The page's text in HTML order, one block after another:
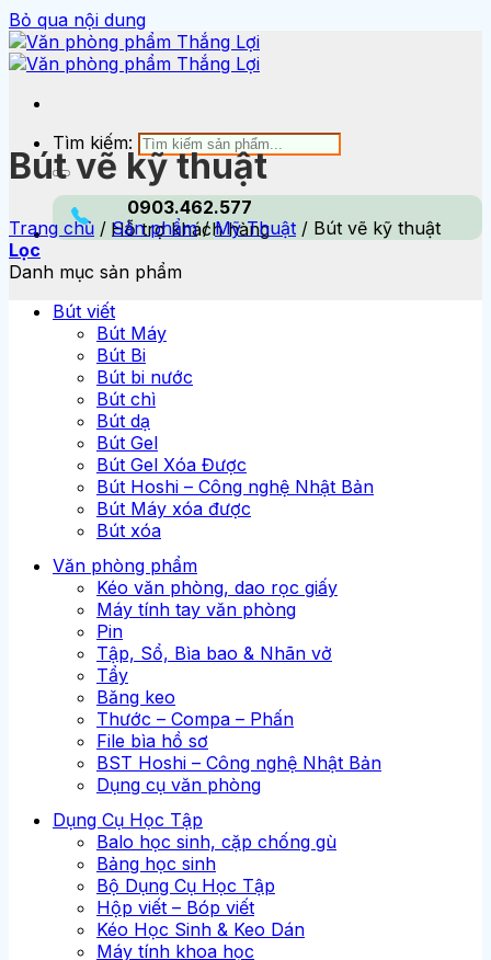
Bỏ qua nội dung
Tìm kiếm:
0903.462.577
Hỗ trợ khách hàng
Bút vẽ kỹ thuật
Trang chủ / Sản phẩm / Mỹ Thuật / Bút vẽ kỹ thuật
Lọc
Danh mục sản phẩm
Bút viết
Bút Máy
Bút Bi
Bút bi nước
Bút chì
Bút dạ
Bút Gel
Bút Gel Xóa Được
Bút Hoshi – Công nghệ Nhật Bản
Bút Máy xóa được
Bút xóa
Văn phòng phẩm
Kéo văn phòng, dao rọc giấy
Máy tính tay văn phòng
Pin
Tập, Sổ, Bìa bao & Nhãn vở
Tẩy
Băng keo
Thước – Compa – Phấn
File bìa hồ sơ
BST Hoshi – Công nghệ Nhật Bản
Dụng cụ văn phòng
Dụng Cụ Học Tập
Balo học sinh, cặp chống gù
Bảng học sinh
Bộ Dụng Cụ Học Tập
Hộp viết – Bóp viết
Kéo Học Sinh & Keo Dán
Máy tính khoa học